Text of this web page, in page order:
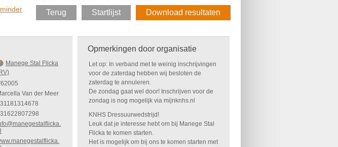
Download resultaten
Startlijst
Terug
minder
Manege Stal Flicka
Van der Meer
Opmerkingen door organisatie
Let op: In verband met te weinig inschrijvingen
voor de zaterdag hebben wij besloten de
zaterdag te annuleren.
De zondag gaat wel door! Inschrijven voor de
zondag is nog mogelijk via mijnknhs.nl
KNHS Dressuurwedstrijd!
Leuk dat je interesse hebt om bij Manege Stal
Flicka te komen starten.
Het is mogelijk om bij ons te komen starten met